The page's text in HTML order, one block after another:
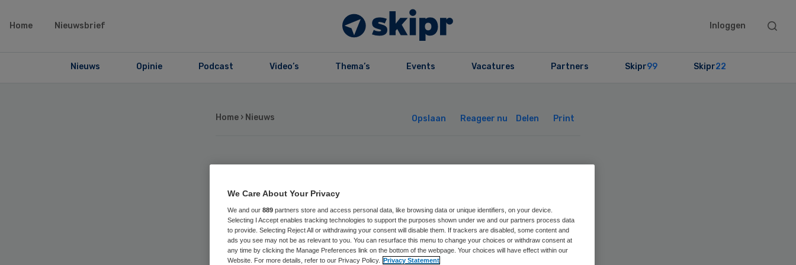
Home Nieuwsbrief Inloggen
Search
Nieuws Opinie Podcast Video’s Thema’s Events Vacatures Partners Skipr99 Skipr22
Home › Nieuws Opslaan Reageer nu Delen Print
Eenmalige pgb’s
uitbetaald door
gemeente zelf
We Care About Your Privacy
We and our 889 partners store and access personal data, like browsing data or unique identifiers, on your device.
Selecting I Accept enables tracking technologies to support the purposes shown under we and our partners process data
to provide. Selecting Reject All or withdrawing your consent will disable them. If trackers are disabled, some content and
ads you see may not be as relevant to you. You can resurface this menu to change your choices or withdraw consent at
any time by clicking the Manage Preferences link on the bottom of the webpage. Your choices will have effect within our
Website. For more details, refer to our Privacy Policy. Privacy Statement